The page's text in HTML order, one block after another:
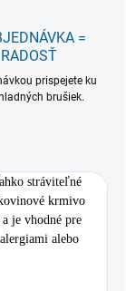
=
RADOSŤ
prispejete ku
brušiek.
stráviteľné
krmivo
je vhodné pre
alebo